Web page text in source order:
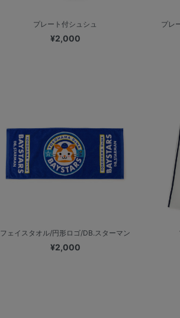
プレート付シュシュ
¥2,000
プレ
フェイスタオル/円形ロゴ/DB.スターマン
¥2,000